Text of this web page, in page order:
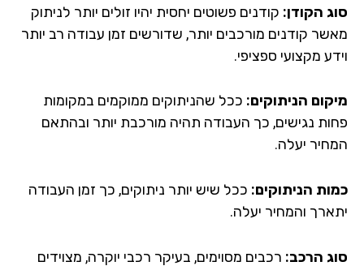
הקודן:קודנים פשוטים יחסית יהיו זולים יותר לניתוק
קודנים מורכבים יותר, שדורשים זמן עבודה רב יותר
מקצועי ספציפי.
הניתוקים:ככל שהניתוקים ממוקמים במקומות
נגישים, כך העבודה תהיה מורכבת יותר ובהתאם
יעלה.
הניתוקים:ככל שיש יותר ניתוקים, כך זמן העבודה
והמחיר יעלה.
הרכב:רכבים מסוימים, בעיקר רכבי יוקרה, מצוידים